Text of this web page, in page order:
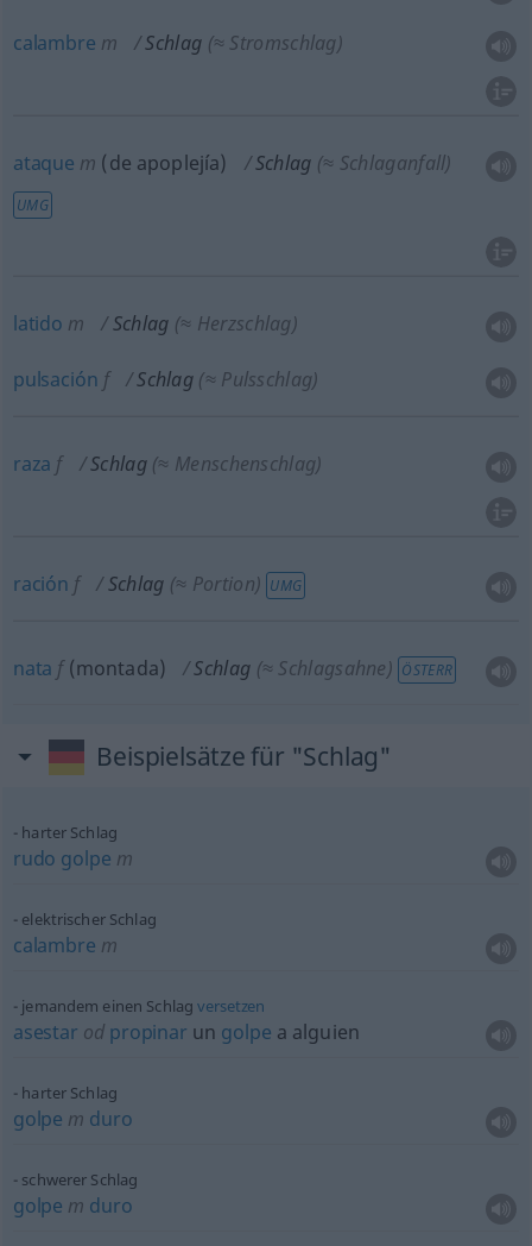
calambre m Schlag (≈ Stromschlag)
ataque m (de apoplejía) Schlag (≈ Schlaganfall)
UMG
latido m Schlag (≈ Herzschlag)
pulsación f Schlag (≈ Pulsschlag)
raza f Schlag (≈ Menschenschlag)
ración f Schlag (≈ Portion) UMG
nata f(montada) Schlag (≈ Schlagsahne) ÖSTERR
Beispielsätze für "Schlag"
harter Schlag
rudo golpe m
elektrischer Schlag
calambre m
jemandem einen Schlagversetzen
asestar od propinar un golpe a alguien
harter Schlag
golpe m duro
schwerer Schlag
golpe m duro